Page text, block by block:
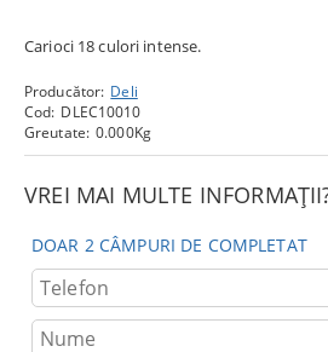
Carioci 18 culori intense.
Producător: Deli
Cod: DLEC10010
Greutate: 0.000Kg
VREI MAI MULTE
DOAR 2 CÂMPURI DE COMPLETAT